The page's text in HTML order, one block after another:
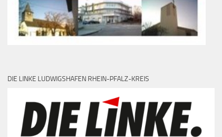
DIE LINKE LUDWIGSHAFEN RHEIN-PFALZ-KREIS